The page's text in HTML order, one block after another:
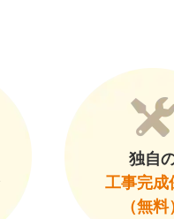
独自
工事完成
（無料